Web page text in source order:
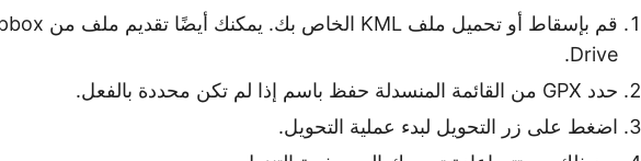
Drive.
حدد GPX من القائمة المنسدلة حفظ باسم إذا لم تكن محددة بالفعل.
اضغط على زر التحويل لبدء عملية التحويل.